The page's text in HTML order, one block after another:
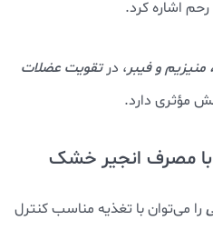
اشاره کرد.
و فیبر، درتقویت عضلات
مؤثری دارد.
را می‌توان با تغذیه مناسب کنترل